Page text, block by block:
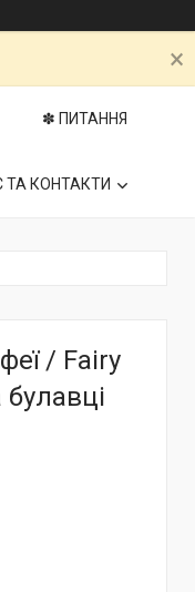
✽ ПИТАННЯ
ТА КОНТАКТИ
/ Fairy